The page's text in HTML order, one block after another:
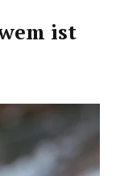
ist